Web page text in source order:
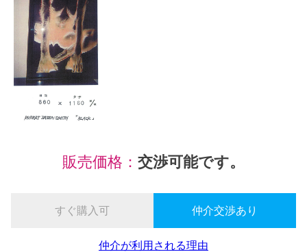
販売価格： 交渉可能です。
すぐ購入可 仲介交渉あり
仲介が利用される理由